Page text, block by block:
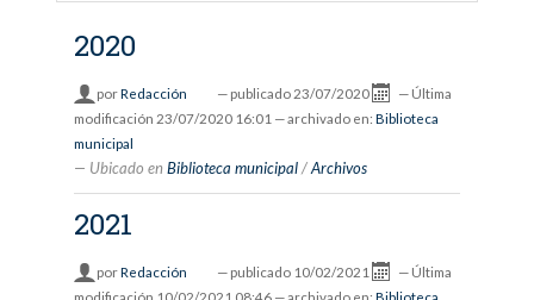
2020
porRedacción — publicado 23/07/2020 — Última
modificación 23/07/2020 16:01 — archivado en: Biblioteca
municipal
Ubicado en Biblioteca municipal /Archivos
2021
porRedacción — publicado 10/02/2021 — Última